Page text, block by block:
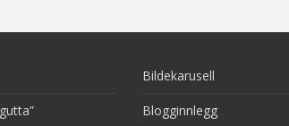
Bildekarusell
Blogginnlegg